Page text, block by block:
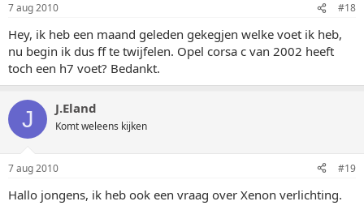
7 aug 2010 #18
Hey, ik heb een maand geleden gekegjen welke voet ik heb,
nu begin ik dus ff te twijfelen. Opel corsa c van 2002 heeft
toch een h7 voet? Bedankt.
J J.Eland
Komt weleens kijken
7 aug 2010 #19
Hallo jongens, ik heb ook een vraag over Xenon verlichting.